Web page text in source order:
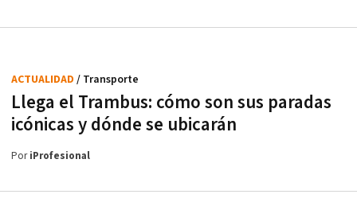
Llega el Trambus: cómo son sus paradas
icónicas y dónde se ubicarán
ACTUALIDAD / Transporte
PoriProfesional